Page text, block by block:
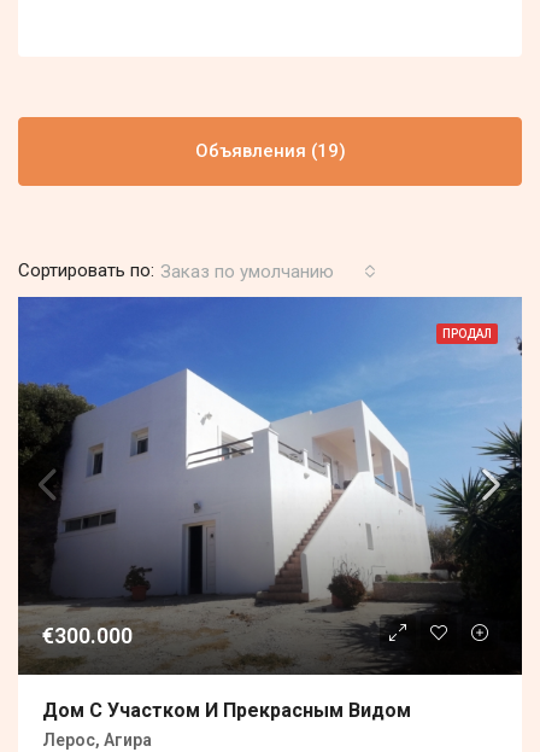
Объявления (19)
Сортировать по: Заказ по умолчанию
ПРОДАЛ
€300.000
Дом С Участком И Прекрасным Видом
Лерос, Агира